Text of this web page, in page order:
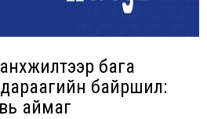
бага
дараагийн байршил:
аймаг